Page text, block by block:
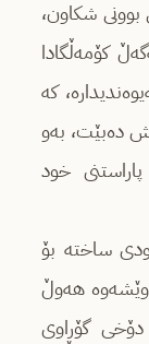
بوونی شکاون،
کۆمەڵگادا
کە
دەبێت، بەو
خود
ساختە بۆ
هەوڵ
دۆخی گۆڕاوی